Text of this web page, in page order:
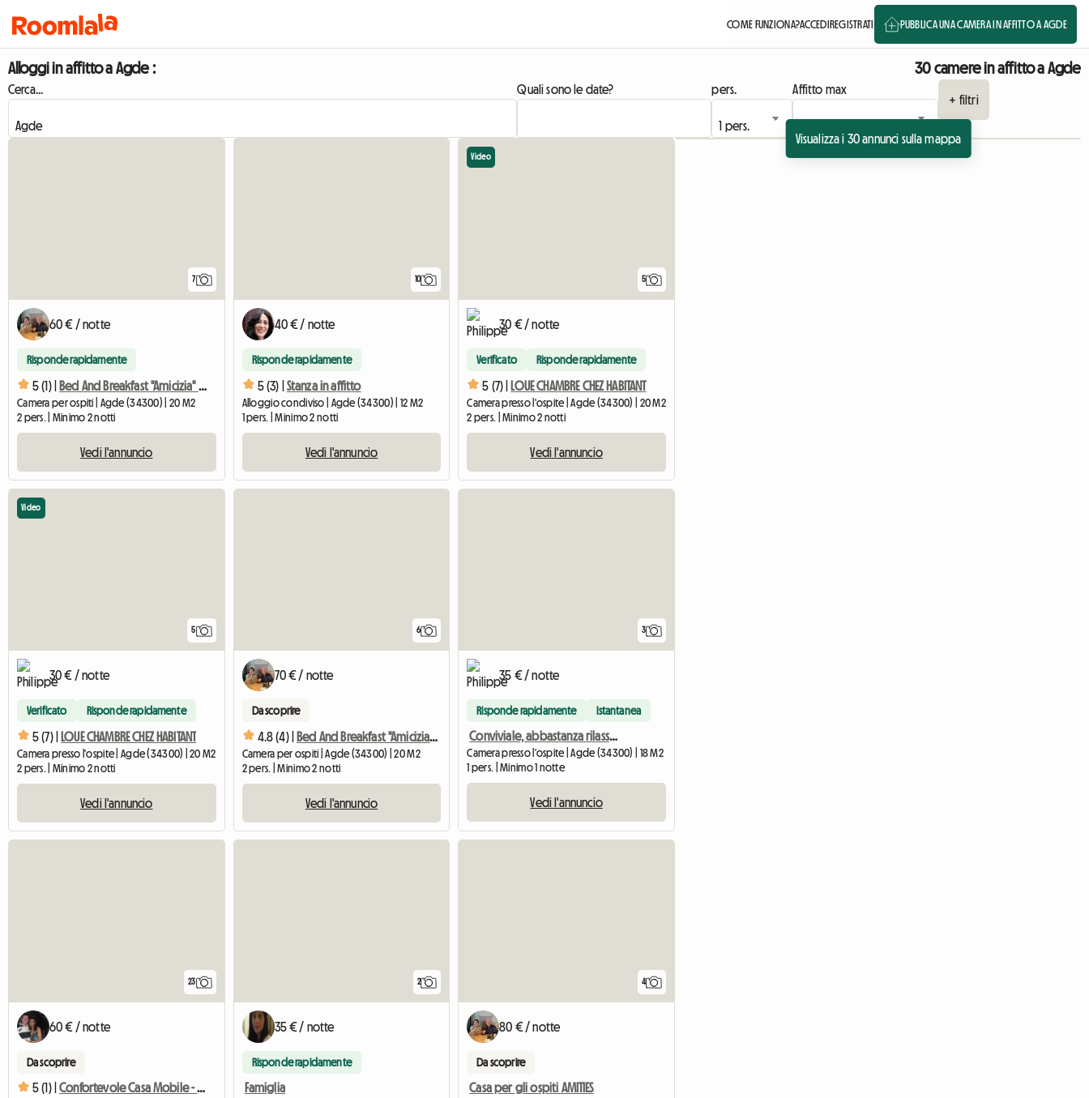
COME FUNZIONA?ACCEDIREGISTRATI PUBBLICA UNA CAMERA IN AFFITTO A AGDE
Alloggi in affitto a Agde : 30 camere in affitto a Agde
Cerca... Quali sono le date? pers.
Affitto max
+ filtri
Visualizza i 30 annunci sulla mappa
7
60 € / notte
Risponde rapidamente
5 (1) | Bed And Breakfast "Amicizia" Herault
Camera per ospiti | Agde (34300) | 20 M2
2 pers. | Minimo 2 notti
Vedi l'annuncio
10
40 € / notte
Risponde rapidamente
5 (3) | Stanza in affitto
Alloggio condiviso | Agde (34300) | 12 M2
1 pers. | Minimo 2 notti
Vedi l'annuncio
5
Video
30 € / notte
Verificato Risponde rapidamente
5 (7) | LOUE CHAMBRE CHEZ HABITANT
Camera presso l'ospite | Agde (34300) | 20 M2
2 pers. | Minimo 2 notti
Vedi l'annuncio
5
Video
30 € / notte
Verificato Risponde rapidamente
5 (7) | LOUE CHAMBRE CHEZ HABITANT
Camera presso l'ospite | Agde (34300) | 20 M2
2 pers. | Minimo 2 notti
Vedi l'annuncio
6
70 € / notte
Da scoprire
4.8 (4) | Bed And Breakfast "Amicizia" Canale
Camera per ospiti | Agde (34300) | 20 M2
2 pers. | Minimo 2 notti
Vedi l'annuncio
3
35 € / notte
Risponde rapidamente Istantanea
Conviviale, abbastanza rilassato e da rispettare.
Camera presso l'ospite | Agde (34300) | 18 M2
1 pers. | Minimo 1 notte
Vedi l'annuncio
23
60 € / notte
Da scoprire
5 (1) | Confortevole Casa Mobile - Agde
2
35 € / notte
Risponde rapidamente
Famiglia
4
80 € / notte
Da scoprire
Casa per gli ospiti AMITIES